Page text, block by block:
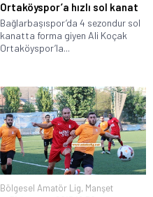
Ortaköyspor’a hızlı sol kanat
Bağlarbaşıspor’da 4 sezondur sol
kanatta forma giyen Ali Koçak
Ortaköyspor’la...
Bölgesel Amatör Lig, Manşet